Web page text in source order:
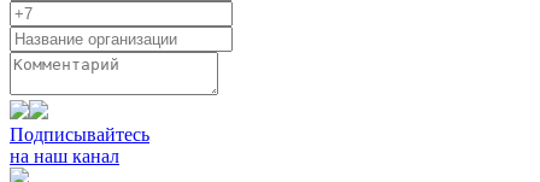
Подписывайтесь
на наш канал